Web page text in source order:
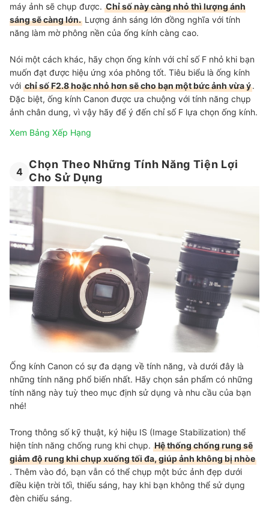
máy ảnh sẽ chụp được. Chỉ số này càng nhỏ thì lượng ánh
sáng sẽ càng lớn. Lượng ánh sáng lớn đồng nghĩa với tính
năng làm mờ phông nền của ống kính càng cao.
Nói một cách khác, hãy chọn ống kính với chỉ số F nhỏ khi bạn
muốn đạt được hiệu ứng xóa phông tốt. Tiêu biểu là ống kính
với chỉ số F2.8 hoặc nhỏ hơn sẽ cho bạn một bức ảnh vừa ý.
Đặc biệt, ống kính Canon được ưa chuộng với tính năng chụp
ảnh chân dung, vì vậy hãy để ý đến chỉ số F lựa chọn ống kính.
Xem Bảng Xếp Hạng
4
Chọn Theo Những Tính Năng Tiện Lợi
Cho Sử Dụng
Ống kính Canon có sự đa dạng về tính năng, và dưới đây là
những tính năng phổ biến nhất. Hãy chọn sản phẩm có những
tính năng này tuỳ theo mục định sử dụng và nhu cầu của bạn
nhé!
Trong thông số kỹ thuật, ký hiệu IS (Image Stabilization) thể
hiện tính năng chống rung khi chụp. Hệ thống chống rung sẽ
giảm độ rung khi chụp xuống tối đa, giúp ảnh không bị nhòe
. Thêm vào đó, bạn vẫn có thể chụp một bức ảnh đẹp dưới
điều kiện trời tối, thiếu sáng, hay khi bạn không thể sử dụng
đèn chiếu sáng.